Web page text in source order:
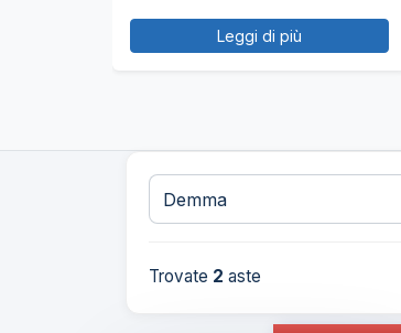
Leggi di più
Trovate 2 aste